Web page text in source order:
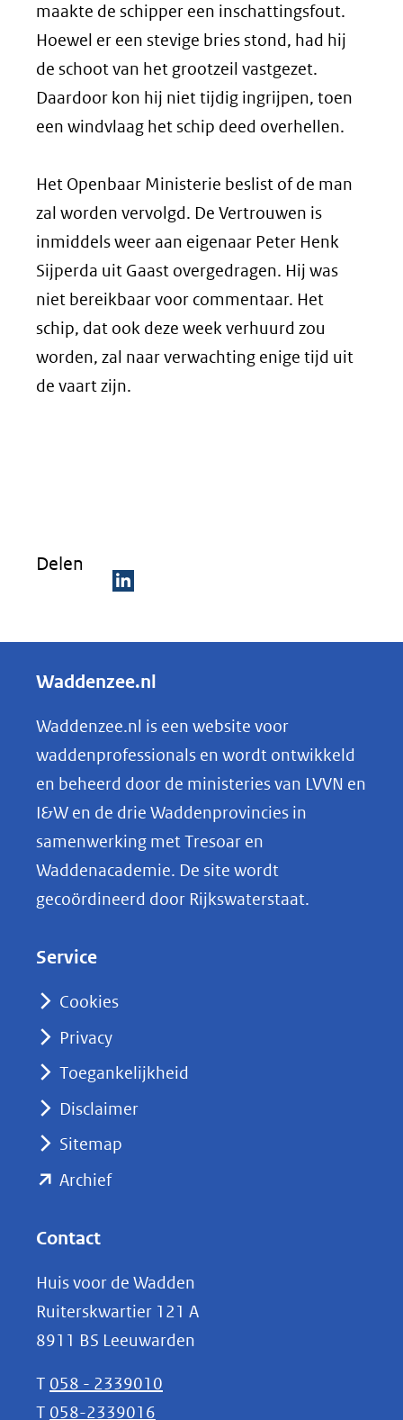
maakte de schipper een inschattingsfout.
Hoewel er een stevige bries stond, had hij
de schoot van het grootzeil vastgezet.
Daardoor kon hij niet tijdig ingrijpen, toen
een windvlaag het schip deed overhellen.
Het Openbaar Ministerie beslist of de man
zal worden vervolgd. De Vertrouwen is
inmiddels weer aan eigenaar Peter Henk
Sijperda uit Gaast overgedragen. Hij was
niet bereikbaar voor commentaar. Het
schip, dat ook deze week verhuurd zou
worden, zal naar verwachting enige tijd uit
de vaart zijn.
Delen
e
e
n
o
p
k
e
nieuw
naar
Waddenzee.nl
Waddenzee.nl is een website voor
waddenprofessionals en wordt ontwikkeld
en beheerd door de ministeries van LVVN en
I&W en de drie Waddenprovincies in
samenwerking met Tresoar en
Waddenacademie. De site wordt
gecoördineerd door Rijkswaterstaat.
Service
Cookies
Privacy
Toegankelijkheid
Disclaimer
Sitemap
Archief(opent
(verwijst
naar
een
andere
website)
Contact
Huis voor de Wadden
Ruiterskwartier 121 A
8911 BS Leeuwarden
T 058 - 2339010
T 058-2339016